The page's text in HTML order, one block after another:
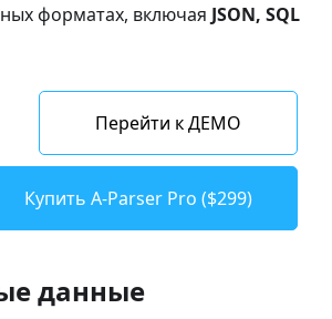
форматах, включая JSON, SQL
Перейти к ДЕМО
Купить A-Parser Pro ($299)
данные